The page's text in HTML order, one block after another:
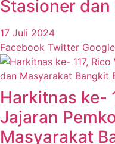
Stasioner
17 Juli 2024
Facebook Twitter
Harkitnas ke-
Jajaran
Masyarakat